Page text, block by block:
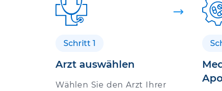
Schritt 1
Arzt auswählen
Wählen Sie den Arzt Ihrer